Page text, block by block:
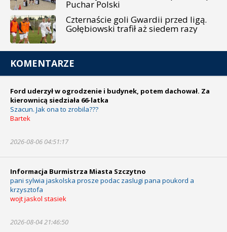
Puchar Polski
Czternaście goli Gwardii przed ligą.
Gołębiowski trafił aż siedem razy
KOMENTARZE
Ford uderzył w ogrodzenie i budynek, potem dachował. Za
kierownicą siedziała 66-latka
Szacun. Jak ona to zrobila???
Bartek
2026-08-06 04:51:17
Informacja Burmistrza Miasta Szczytno
pani sylwia jaskolska prosze podac zaslugi pana poukord a
krzysztofa
wojt jaskol stasiek
2026-08-04 21:46:50